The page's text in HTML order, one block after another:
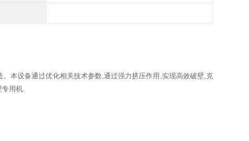
本设备通过优化相关技术参数,通过强力挤压作用,实现高效破壁,克
用机.